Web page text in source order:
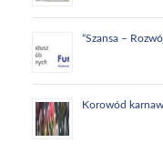
“Szansa –
Korowód